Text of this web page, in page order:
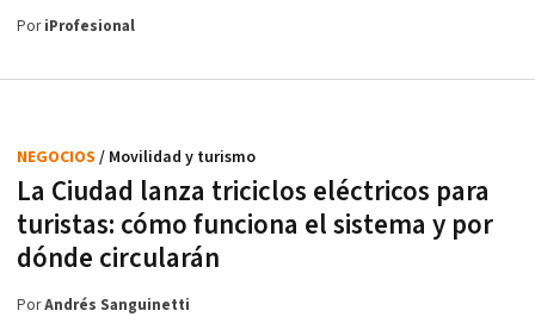
PoriProfesional
La Ciudad lanza triciclos eléctricos para
turistas: cómo funciona el sistema y por
dónde circularán
NEGOCIOS / Movilidad y turismo
PorAndrés Sanguinetti